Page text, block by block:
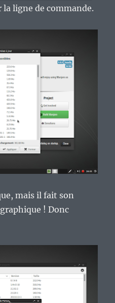
la ligne de commande.
mais il fait son
! Donc